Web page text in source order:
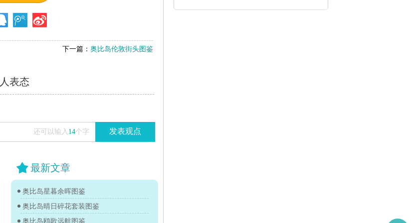
下一篇： 奥比岛伦敦街头图鉴
人表态
还可以输入 14个字 发表观点
最新文章
奥比岛星暮余晖图鉴
奥比岛晴日碎花套装图鉴
奥比岛鸥歌远航图鉴